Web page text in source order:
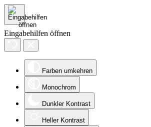
Eingabehilfen öffnen
Farben umkehren
Monochrom
Dunkler Kontrast
Heller Kontrast